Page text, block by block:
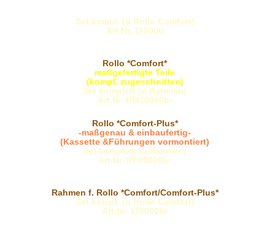
Set kompl. (o.Rollo Comfort)
Art.Nr. 110000
Rollo *Comfort*
maßgefertigte Teile
(kompl. zugeschnitten)
Set komplett (o.Rahmen)
Art.Nr. RM10000br
Rollo *Comfort-Plus*
-maßgenau & einbaufertig-
(Kassette &Führungen vormontiert)
Set komplett (o.Rahmen)
Art.Nr. RF10000br
Rahmen f. Rollo *Comfort/Comfort-Plus*
Set kompl. (o.Rollo Comfort)
Art.Nr. 110000br